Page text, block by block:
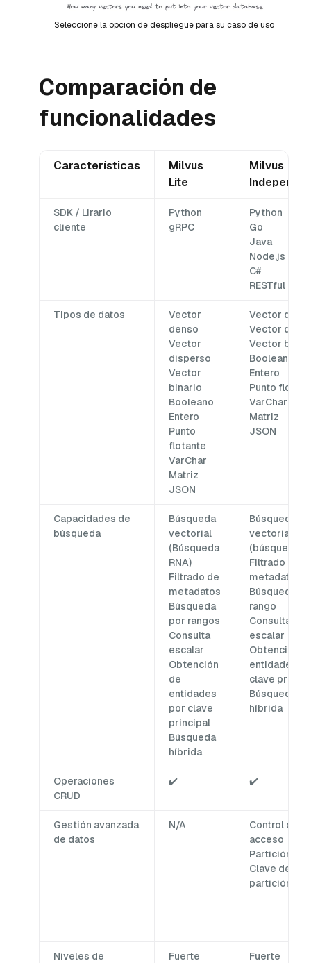
Seleccione la opción de despliegue para su caso de uso
Comparación de
funcionalidades
Características
Milvus
Lite
Milvus
SDK / Lirario
cliente
Python
gRPC
Python
Go
Java
Node.js
C#
RESTful
Tipos de datos
Vector
denso
Vector
disperso
Vector
binario
Booleano
Entero
Punto
flotante
VarChar
Matriz
JSON
Vector
Vector
Vector
Booleano
Entero
Punto
VarChar
Matriz
JSON
Capacidades de
búsqueda
Búsqueda
vectorial
(Búsqueda
RNA)
Filtrado de
metadatos
Búsqueda
por rangos
Consulta
escalar
Obtención
de
entidades
por clave
principal
Búsqueda
híbrida
Búsqueda
vectorial
(búsqueda
Filtrado de
metadatos
Búsqueda
rango
Consulta
escalar
Obtención
entidades
clave
Búsqueda
híbrida
Operaciones
CRUD
✔️ ✔️
Gestión avanzada
de datos
N/A
Control de
acceso
Partición
Clave de
partición
Niveles de
Fuerte
Fuerte